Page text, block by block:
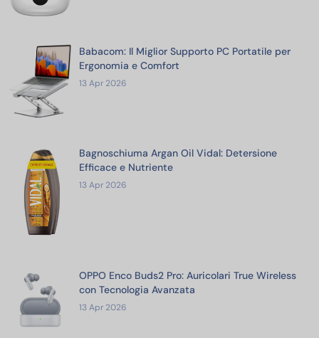
Babacom: Il Miglior Supporto PC Portatile per
Ergonomia e Comfort
13 Apr 2026
Bagnoschiuma Argan Oil Vidal: Detersione
Efficace e Nutriente
13 Apr 2026
OPPO Enco Buds2 Pro: Auricolari True Wireless
con Tecnologia Avanzata
13 Apr 2026